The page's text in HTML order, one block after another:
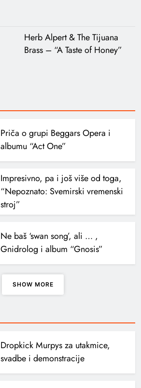
Herb Alpert & The Tijuana
Brass – “A Taste of Honey”
Priča o grupi Beggars Opera i
albumu “Act One”
Impresivno, pa i još više od toga,
“Nepoznato: Svemirski vremenski
stroj”
Ne baš ‘swan song’, ali … ,
Gnidrolog i album “Gnosis”
SHOW MORE
Dropkick Murpys za utakmice,
svadbe i demonstracije